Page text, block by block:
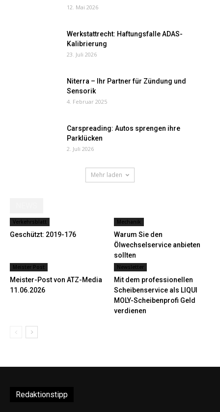
12. Mai 2026
Werkstattrecht: Haftungsfalle ADAS-
Kalibrierung
23. Juli 2026
Niterra – Ihr Partner für Zündung und
Sensorik
4. Februar 2025
Carspreading: Autos sprengen ihre
Parklücken
2. Juli 2026
Mehr laden
Verkehrsblatt
Geschützt: 2019-176
Mechanik
Warum Sie den
Ölwechselservice anbieten
sollten
Meister Post
Meister-Post von ATZ-Media
11.06.2026
Newsletter
Mit dem professionellen
Scheibenservice als LIQUI
MOLY-Scheibenprofi Geld
verdienen
Redaktionstipp